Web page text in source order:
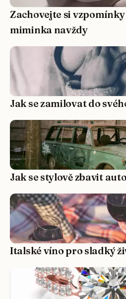
Zachovejte si
miminka navždy
Jak se zamilovat do
Jak se stylově zbavit
Italské víno pro sladký